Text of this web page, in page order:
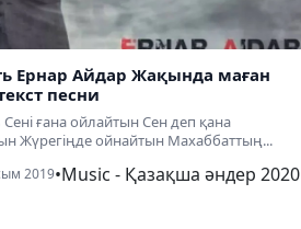
Ернар Айдар Жақында маған
песни
Сені ғана ойлайтын Сен деп қана
Жүрегіңде ойнайтын Махаббаттың...
2019•Music - Қазақша әндер 2020